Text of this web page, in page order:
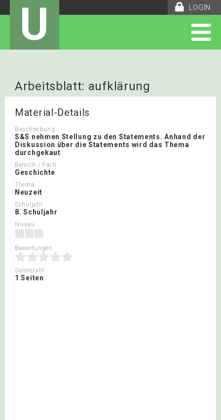
LOGIN
U
Arbeitsblatt: aufklärung
Material-Details
Beschreibung
S&S nehmen Stellung zu den Statements. Anhand der
Diskussion über die Statements wird das Thema
durchgekaut
Bereich / Fach
Geschichte
Thema
Neuzeit
Schuljahr
8. Schuljahr
Niveau
Bewertungen
Seitenzahl
1 Seiten